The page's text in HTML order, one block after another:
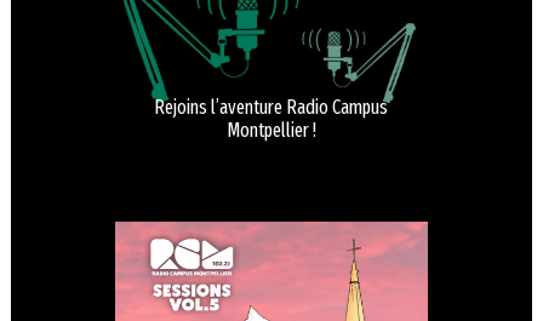
Rejoins l’aventure Radio Campus
Montpellier !